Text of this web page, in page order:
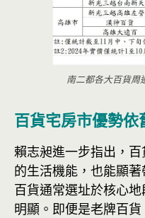
南二都各大百貨周
百貨宅房市優勢依
賴志昶進一步指出，
的生活機能，也能顯
百貨通常選址於核心
明顯。即便是老牌百